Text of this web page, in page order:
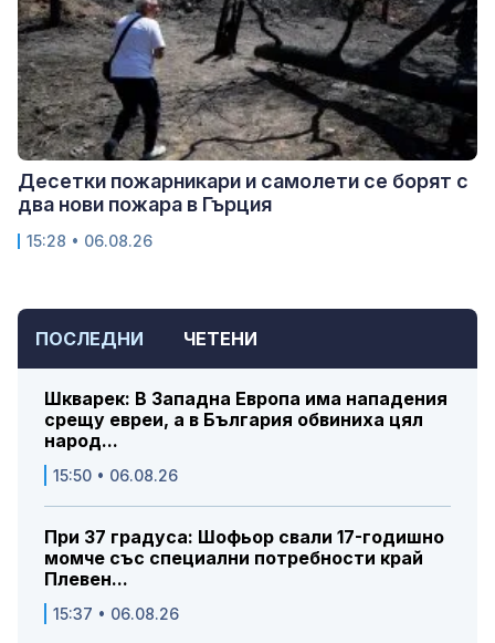
ПОСЛЕДНИ ЧЕТЕНИ
Шкварек: В Западна Европа има нападения
срещу евреи, а в България обвиниха цял
народ...
15:50 • 06.08.26
При 37 градуса: Шофьор свали 17-годишно
момче със специални потребности край
Плевен...
15:37 • 06.08.26
Десетки пожарникари и самолети се борят с
два нови пожара в Гърция
15:28 • 06.08.26